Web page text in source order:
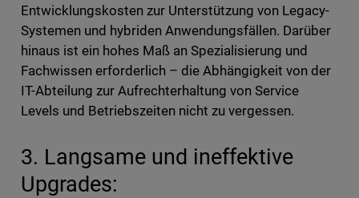
Entwicklungskosten zur Unterstützung von Legacy-
Systemen und hybriden Anwendungsfällen. Darüber
hinaus ist ein hohes Maß an Spezialisierung und
Fachwissen erforderlich – die Abhängigkeit von der
IT-Abteilung zur Aufrechterhaltung von Service
Levels und Betriebszeiten nicht zu vergessen.
3. Langsame und ineffektive
Upgrades: